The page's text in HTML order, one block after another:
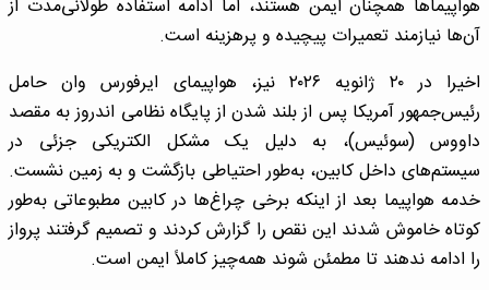
هواپیماها همچنان ایمن هستند، اما ادامه استفاده طولانی‌مدت از
آن‌ها نیازمند تعمیرات پیچیده و پرهزینه است.
اخیرا در ۲۰ ژانویه ۲۰۲۶ نیز، هواپیمای ایرفورس وان حامل
رئیس‌جمهور آمریکا پس از بلند شدن از پایگاه نظامی اندروز به مقصد
داووس (سوئیس)، به دلیل یک مشکل الکتریکی جزئی در
سیستم‌های داخل کابین، به‌طور احتیاطی بازگشت و به زمین نشست.
خدمه هواپیما بعد از اینکه برخی چراغ‌ها در کابین مطبوعاتی به‌طور
کوتاه خاموش شدند این نقص را گزارش کردند و تصمیم گرفتند پرواز
را ادامه ندهند تا مطمئن شوند همه‌چیز کاملاً ایمن است.